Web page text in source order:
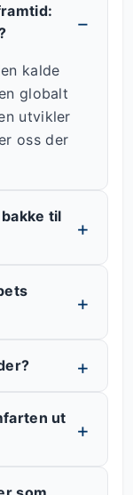
kalde
globalt
utvikler
oss der
til
ut